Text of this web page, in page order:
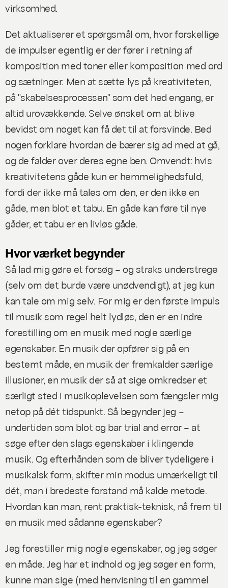
virksomhed.
Det aktualiserer et spørgsmål om, hvor forskellige
de impulser egentlig er der fører i retning af
komposition med toner eller komposition med ord
og sætninger. Men at sætte lys på kreativiteten,
på "skabelsesprocessen" som det hed engang, er
altid urovækkende. Selve ønsket om at blive
bevidst om noget kan få det til at forsvinde. Bed
nogen forklare hvordan de bærer sig ad med at gå,
og de falder over deres egne ben. Omvendt: hvis
kreativitetens gåde kun er hemmelighedsfuld,
fordi der ikke må tales om den, er den ikke en
gåde, men blot et tabu. En gåde kan føre til nye
gåder, et tabu er en livløs gåde.
Hvor værket begynder
Så lad mig gøre et forsøg – og straks understrege
(selv om det burde være unødvendigt), at jeg kun
kan tale om mig selv. For mig er den første impuls
til musik som regel helt lydløs, den er en indre
forestilling om en musik med nogle særlige
egenskaber. En musik der opfører sig på en
bestemt måde, en musik der fremkalder særlige
illusioner, en musik der så at sige omkredser et
særligt sted i musikoplevelsen som fængsler mig
netop på dét tidspunkt. Så begynder jeg –
undertiden som blot og bar trial and error – at
søge efter den slags egenskaber i klingende
musik. Og efterhånden som de bliver tydeligere i
musikalsk form, skifter min modus umærkeligt til
dét, man i bredeste forstand må kalde metode.
Hvordan kan man, rent praktisk-teknisk, nå frem til
en musik med sådanne egenskaber?
Jeg forestiller mig nogle egenskaber, og jeg søger
en måde. Jeg har et indhold og jeg søger en form,
kunne man sige (med henvisning til en gammel